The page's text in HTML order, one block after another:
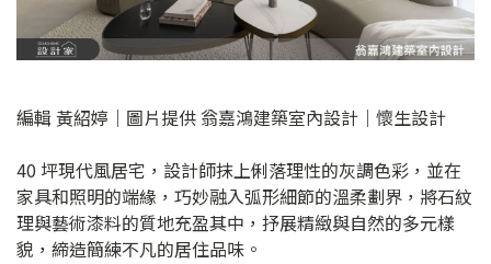
編輯 黃紹婷｜圖片提供 翁嘉鴻建築室內設計｜懷生設計
40 坪現代風居宅，設計師抹上俐落理性的灰調色彩，並在
家具和照明的端緣，巧妙融入弧形細節的溫柔劃界，將石紋
理與藝術漆料的質地充盈其中，抒展精緻與自然的多元樣
貌，締造簡練不凡的居住品味。